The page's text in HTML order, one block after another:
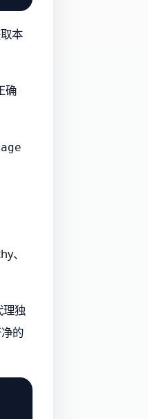
本
确
、
独
的